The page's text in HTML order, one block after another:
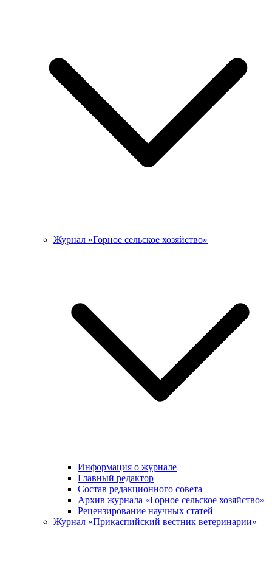
Журнал «Горное сельское хозяйство»
Информация о журнале
Главный редактор
Состав редакционного совета
Архив журнала «Горное сельское хозяйство»
Рецензирование научных статей
Журнал «Прикаспийский вестник ветеринарии»